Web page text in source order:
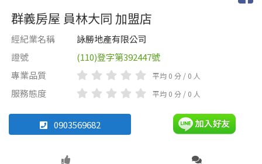
不拘 電梯大樓 套房
透天厝 華廈 其他
不拘 整層住家 獨立套房
坪數
群義房屋 員林大同 加盟店
經紀業名稱
詠勝地產有限公司
證號
(110)登字第392447號
專業品質
平均 0 分 / 0 人
服務態度 平均 0 分 / 0 人
0903569682